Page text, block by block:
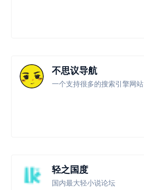
不思议导航
一个支持很多的搜索引擎网站
轻之国度
国内最大轻小说论坛